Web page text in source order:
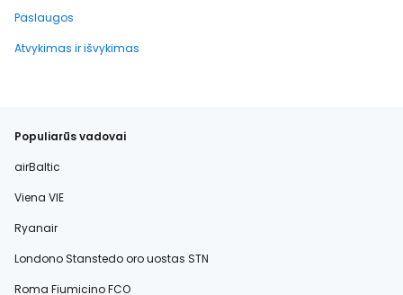
Paslaugos
Atvykimas ir išvykimas
Populiarūs vadovai
airBaltic
Viena VIE
Ryanair
Londono Stanstedo oro uostas STN
Roma Fiumicino FCO